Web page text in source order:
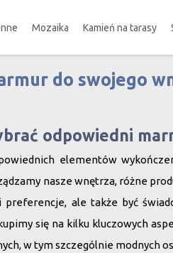
Mozaika Kamień na tarasy
do swojego
odpowiedni
elementów
nasze wnętrza, różne
preferencje, ale także być
się na kilku kluczowych
w tym szczególnie modnych